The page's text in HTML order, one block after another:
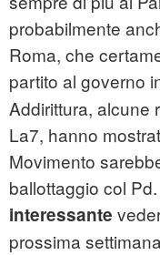
probabilmente
Roma, che
partito al governo
Addirittura, alcune
La7, hanno
Movimento
ballottaggio col
interessante
prossima